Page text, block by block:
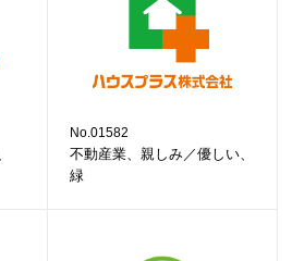
No.01582
不動産業、親しみ／優しい、
緑